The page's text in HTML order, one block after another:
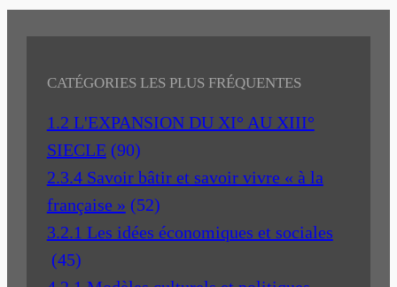
CATÉGORIES LES PLUS FRÉQUENTES
1.2 L'EXPANSION DU XI° AU XIII°
SIECLE (90)
2.3.4 Savoir bâtir et savoir vivre « à la
française » (52)
3.2.1 Les idées économiques et sociales
(45)